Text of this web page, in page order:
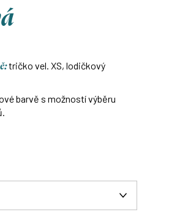
tričko vel. XS, lodičkový
barvě s možností výběru